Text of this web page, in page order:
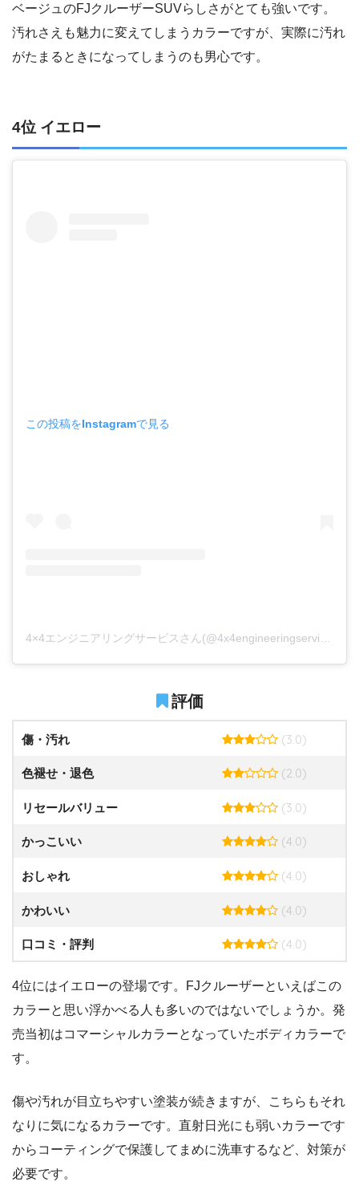
ベージュのFJクルーザーSUVらしさがとても強いです。
汚れさえも魅力に変えてしまうカラーですが、実際に汚れ
がたまるときになってしまうのも男心です。
4位 イエロー
この投稿をInstagramで見る
4×4エンジニアリングサービスさん(@4x4engineeringservice)がシェアした投稿
評価
傷・汚れ (3.0)
色褪せ・退色 (2.0)
リセールバリュー (3.0)
かっこいい (4.0)
おしゃれ (4.0)
かわいい (4.0)
口コミ・評判 (4.0)
4位にはイエローの登場です。FJクルーザーといえばこの
カラーと思い浮かべる人も多いのではないでしょうか。発
売当初はコマーシャルカラーとなっていたボディカラーで
す。
傷や汚れが目立ちやすい塗装が続きますが、こちらもそれ
なりに気になるカラーです。直射日光にも弱いカラーです
からコーティングで保護してまめに洗車するなど、対策が
必要です。